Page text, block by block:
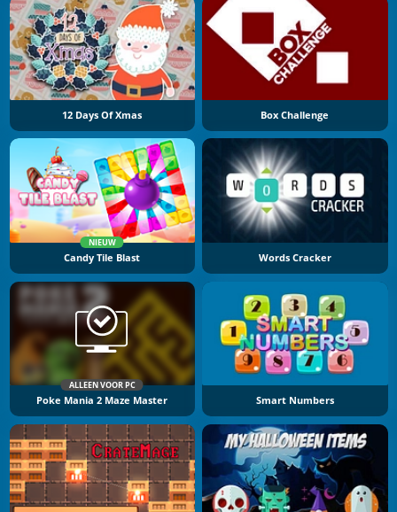
12 Days Of Xmas Box Challenge
NIEUW
Candy Tile Blast Words Cracker
ALLEEN VOOR PC
Poke Mania 2 Maze Master Smart Numbers